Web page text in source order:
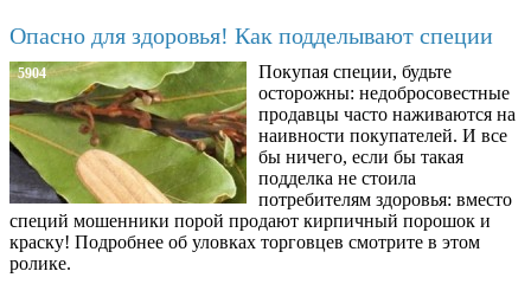
Опасно для здоровья! Как подделывают специи
5904
Покупая специи, будьте
осторожны: недобросовестные
продавцы часто наживаются на
наивности покупателей. И все
бы ничего, если бы такая
подделка не стоила
потребителям здоровья: вместо
специй мошенники порой продают кирпичный порошок и
краску! Подробнее об уловках торговцев смотрите в этом
ролике.